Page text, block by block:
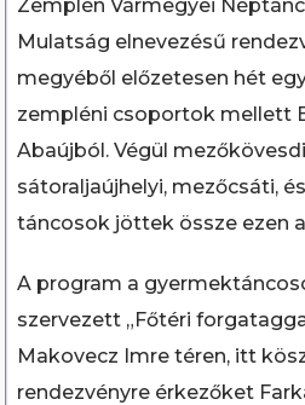
Zemplén Vármegyei
Mulatság elnevezésű
megyéből előzetesen hét
zempléni csoportok mellett
Abaújból. Végül
sátoraljaújhelyi, mezőcsáti,
táncosok jöttek össze ezen
A program a
szervezett „Főtéri
Makovecz Imre téren, itt
rendezvényre érkezőket